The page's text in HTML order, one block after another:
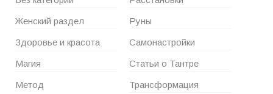
Женский раздел
Здоровье и красота
Магия
Метод
Руны
Самонастройки
Статьи о Тантре
Трансформация